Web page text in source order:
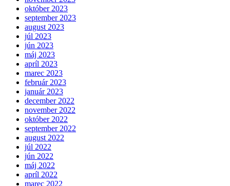
október 2023
september 2023
august 2023
júl 2023
jún 2023
máj 2023
apríl 2023
marec 2023
február 2023
január 2023
december 2022
november 2022
október 2022
september 2022
august 2022
júl 2022
jún 2022
máj 2022
apríl 2022
marec 2022